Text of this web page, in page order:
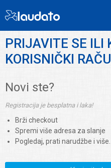
PRIJAVITE SE ILI
KORISNIČKI
Novi ste?
Registracija je besplatna i laka!
Brži checkout
Spremi više adresa za slanje
Pogledaj, prati narudžbe i više.